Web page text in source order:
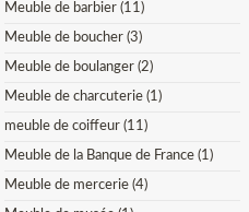
Meuble de barbier (11)
Meuble de boucher (3)
Meuble de boulanger (2)
Meuble de charcuterie (1)
meuble de coiffeur (11)
Meuble de la Banque de France (1)
Meuble de mercerie (4)